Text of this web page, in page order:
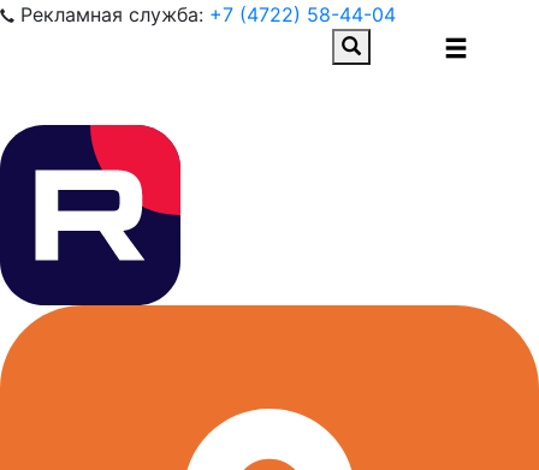
Рекламная служба: +7 (4722) 58-44-04